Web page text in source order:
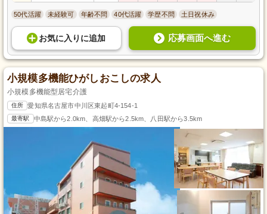
50代活躍 未経験可 年齢不問 40代活躍 学歴不問 土日祝休み
お気に入り に追加 応募画面へ進む
小規模多機能ひがしおこしの求人
小規模多機能型居宅介護
住所 愛知県名古屋市中川区東起町4-154-1
最寄駅 中島駅から2.0km、高畑駅から2.5km、八田駅から3.5km